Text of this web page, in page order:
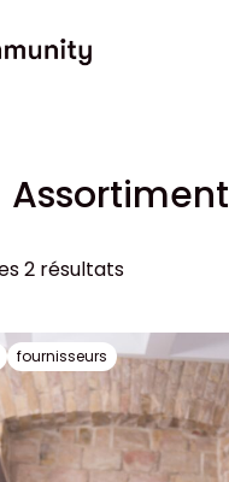
Assortiment
2 résultats
fournisseurs